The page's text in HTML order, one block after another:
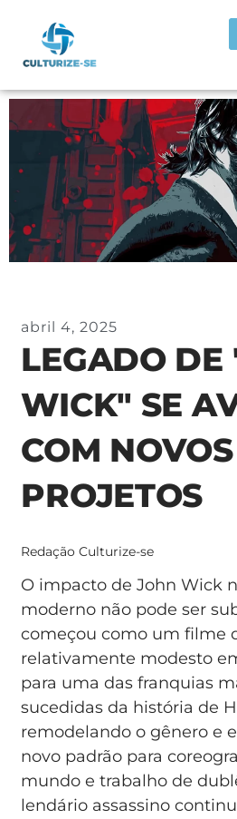
abril 4, 2025
LEGADO DE
WICK" SE
COM NOVOS
PROJETOS
Redação Culturize-se
O impacto de John Wick
moderno não pode ser
começou como um filme
relativamente modesto
para uma das franquias
sucedidas da história de
remodelando o gênero e
novo padrão para
mundo e trabalho de
lendário assassino